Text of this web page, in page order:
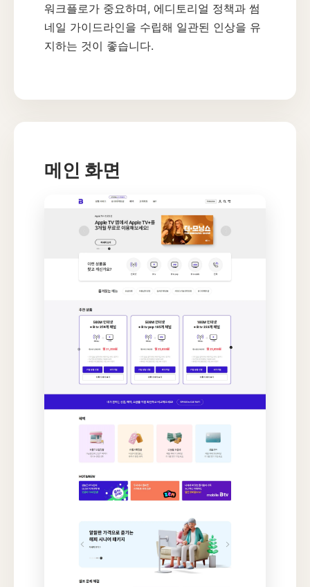
워크플로가 중요하며, 에디토리얼 정책과 썸
네일 가이드라인을 수립해 일관된 인상을 유
지하는 것이 좋습니다.
메인 화면